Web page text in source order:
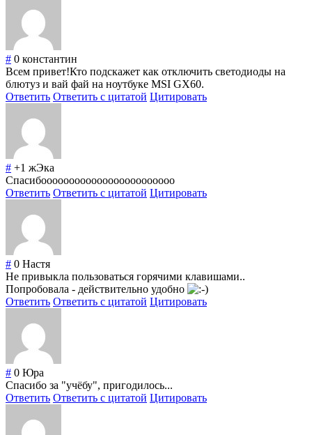
# 0 константин
Всем привет!Кто подскажет как отключить светодиоды на
блютуз и вай фай на ноутбуке MSI GX60.
Ответить Ответить с цитатой Цитировать
# +1 жЭка
Спасибоооооооооооооооооооооооо
Ответить Ответить с цитатой Цитировать
# 0 Настя
Не привыкла пользоваться горячими клавишами..
Попробовала - действительно удобно
Ответить Ответить с цитатой Цитировать
# 0 Юра
Спасибо за "учёбу", пригодилось...
Ответить Ответить с цитатой Цитировать